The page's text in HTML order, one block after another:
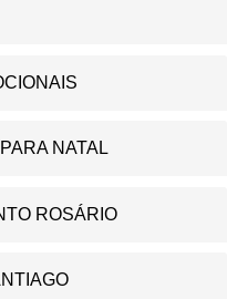
NATAL
ROSÁRIO